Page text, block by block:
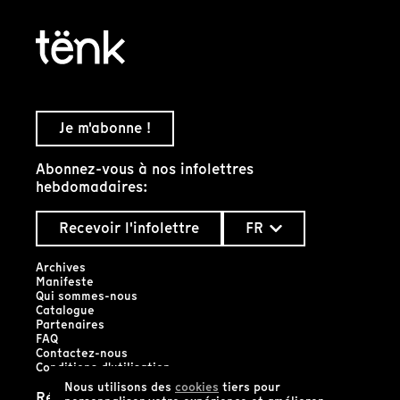
Nous utilisons des cookies tiers pour
Je m'abonne !
Abonnez-vous à nos infolettres
hebdomadaires:
Recevoir l'infolettre
FR
Archives
Manifeste
Qui sommes-nous
Catalogue
Partenaires
FAQ
Contactez-nous
Conditions d'utilisation